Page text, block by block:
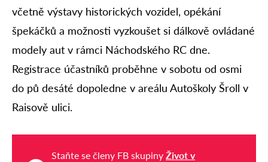
včetně výstavy historických vozidel, opékání
špekáčků a možnosti vyzkoušet si dálkově ovládané
modely aut v rámci Náchodského RC dne.
Registrace účastníků proběhne v sobotu od osmi
do pů desáté dopoledne v areálu Autoškoly Šroll v
Raisově ulici.
Staňte se členy FB skupiny Život v